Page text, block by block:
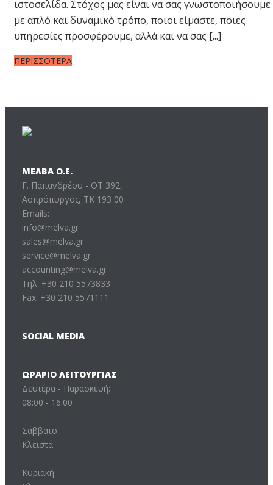
ιστοσελίδα. Στόχος μας είναι να σας γνωστοποιήσουμε
με απλό και δυναμικό τρόπο, ποιοι είμαστε, ποιες
υπηρεσίες προσφέρουμε, αλλά και να σας [...]
ΠΕΡΙΣΣΟΤΕΡΑ
ΜΕΛΒΑ Ο.Ε.
Γ. Παπανδρέου - ΟΤ 392,
Ασπρόπυργος, ΤΚ 193 00
Emails:
info@melva.gr
sales@melva.gr
service@melva.gr
accounting@melva.gr
Τηλ: +30 210 5573833
Fax: +30 210 5571111
SOCIAL MEDIA
ΩΡΆΡΙΟ ΛΕΙΤΟΥΡΓΊΑΣ
Δευτέρα - Παρασκευή:
08:00 - 16:00
Σάββατο:
Κλειστά
Κυριακή: